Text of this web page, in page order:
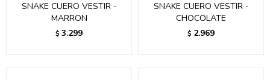
SNAKE CUERO VESTIR -
MARRON
$ 3.299
SNAKE CUERO VESTIR -
CHOCOLATE
$ 2.969